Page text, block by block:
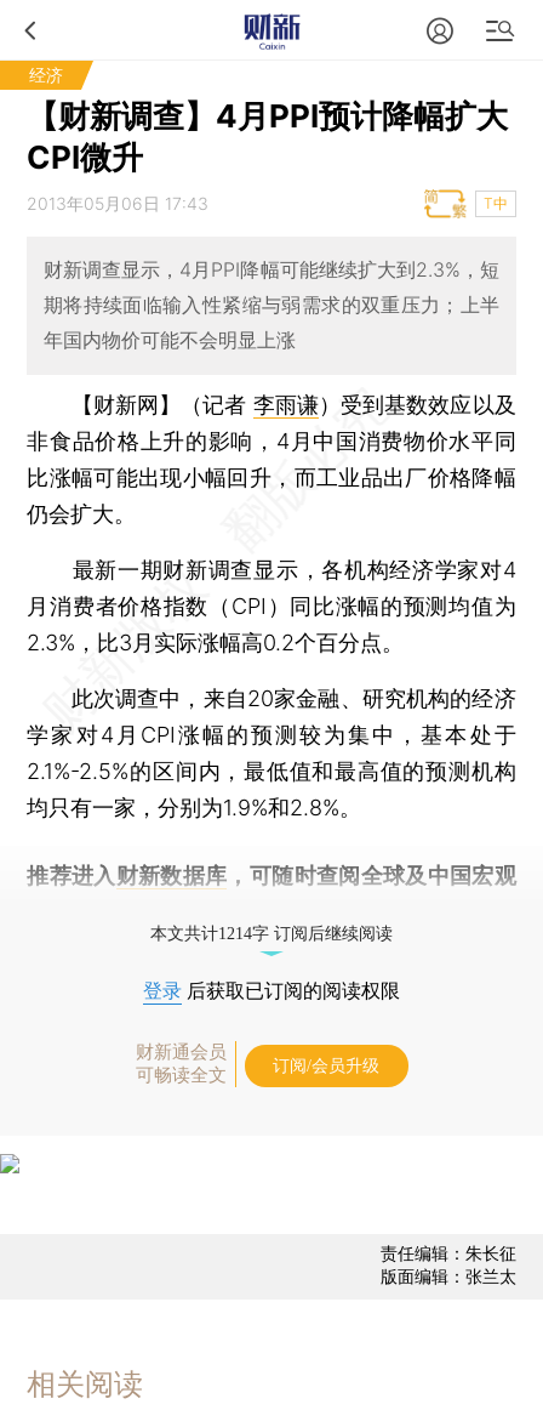
经济
【财新调查】4月PPI预计降幅扩大
CPI微升
2013年05月06日 17:43 T中
财新调查显示，4月PPI降幅可能继续扩大到2.3%，短
期将持续面临输入性紧缩与弱需求的双重压力；上半
年国内物价可能不会明显上涨
【财新网】（记者 李雨谦） 受到基数效应以及
非食品价格上升的影响，4月中国消费物价水平同
比涨幅可能出现小幅回升，而工业品出厂价格降幅
仍会扩大。
最新一期财新调查显示，各机构经济学家对4
月消费者价格指数（CPI）同比涨幅的预测均值为
2.3%，比3月实际涨幅高0.2个百分点。
此次调查中，来自20家金融、研究机构的经济
学家对4月CPI涨幅的预测较为集中，基本处于
2.1%-2.5%的区间内，最低值和最高值的预测机构
均只有一家，分别为1.9%和2.8%。
推荐进入 财新数据库 ，可随时查阅全球及中国宏观
本文共计1214字 订阅后继续阅读
登录 后获取已订阅的阅读权限
财新通会员
可畅读全文
订阅/会员升级
责任编辑：朱长征
版面编辑：张兰太
相关阅读